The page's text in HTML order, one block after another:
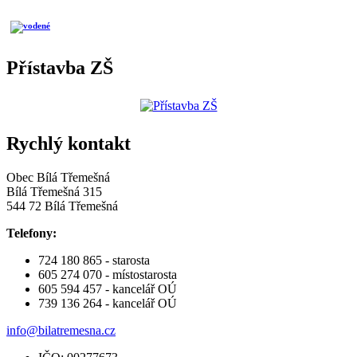
Přístavba ZŠ
Rychlý kontakt
Obec Bílá Třemešná
Bílá Třemešná 315
544 72 Bílá Třemešná
Telefony:
724 180 865 - starosta
605 274 070 - místostarosta
605 594 457 - kancelář OÚ
739 136 264 - kancelář OÚ
info@bilatremesna.cz